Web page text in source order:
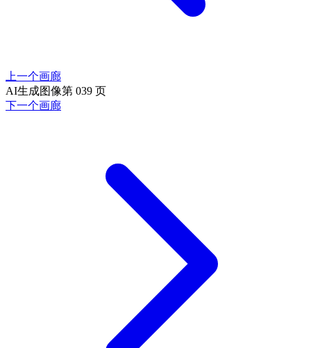
上一个画廊
AI生成图像第 039 页
下一个画廊